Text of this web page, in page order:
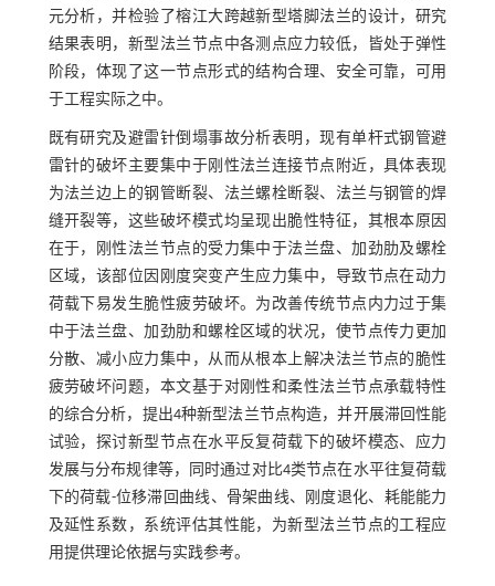
元分析，并检验了榕江大跨越新型塔脚法兰的设计，研究
结果表明，新型法兰节点中各测点应力较低，皆处于弹性
阶段，体现了这一节点形式的结构合理、安全可靠，可用
于工程实际之中。
既有研究及避雷针倒塌事故分析表明，现有单杆式钢管避
雷针的破坏主要集中于刚性法兰连接节点附近，具体表现
为法兰边上的钢管断裂、法兰螺栓断裂、法兰与钢管的焊
缝开裂等，这些破坏模式均呈现出脆性特征，其根本原因
在于，刚性法兰节点的受力集中于法兰盘、加劲肋及螺栓
区域，该部位因刚度突变产生应力集中，导致节点在动力
荷载下易发生脆性疲劳破坏。为改善传统节点内力过于集
中于法兰盘、加劲肋和螺栓区域的状况，使节点传力更加
分散、减小应力集中，从而从根本上解决法兰节点的脆性
疲劳破坏问题，本文基于对刚性和柔性法兰节点承载特性
的综合分析，提出4种新型法兰节点构造，并开展滞回性能
试验，探讨新型节点在水平反复荷载下的破坏模态、应力
发展与分布规律等，同时通过对比4类节点在水平往复荷载
下的荷载-位移滞回曲线、骨架曲线、刚度退化、耗能能力
及延性系数，系统评估其性能，为新型法兰节点的工程应
用提供理论依据与实践参考。